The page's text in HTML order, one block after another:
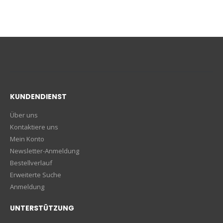
KUNDENDIENST
Über uns
Kontaktiere uns
Mein Konto
Newsletter-Anmeldung
Bestellverlauf
Erweiterte Suche
Anmeldung
UNTERSTÜTZUNG